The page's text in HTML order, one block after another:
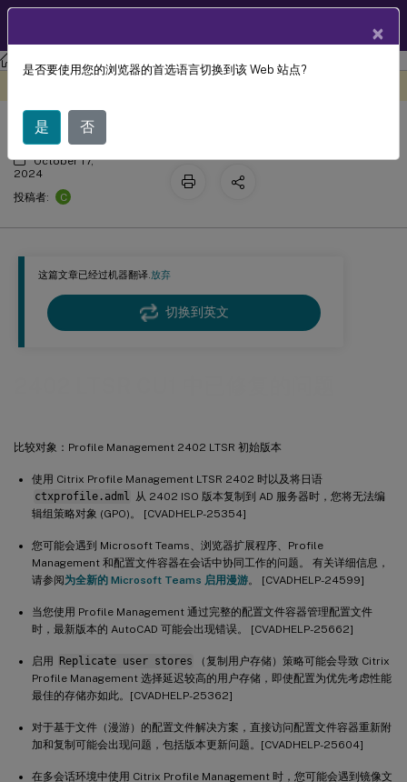
Profile Management Profile Management 2402 LTSR
这篇文章已经过机器翻译.放弃
切换到英文
比较对象：Profile Management 2402 LTSR 初始版本
使用 Citrix Profile Management LTSR 2402 时以及将日语
ctxprofile.adml
从 2402 ISO 版本复制到 AD 服务器时，您将无法编
辑组策略对象 (GPO)。 [CVADHELP-25354]
您可能会遇到 Microsoft Teams、浏览器扩展程序、Profile
Management 和配置文件容器在会话中协同工作的问题。 有关详细信息，
请参阅为全新的 Microsoft Teams 启用漫游。 [CVADHELP-24599]
当您使用 Profile Management 通过完整的配置文件容器管理配置文件
时，最新版本的 AutoCAD 可能会出现错误。 [CVADHELP-25662]
启用 Replicate user stores
（复制用户存储）策略可能会导致 Citrix
Profile Management 选择延迟较高的用户存储，即使配置为优先考虑性能
最佳的存储亦如此。[CVADHELP-25362]
对于基于文件（漫游）的配置文件解决方案，直接访问配置文件容器重新附
加和复制可能会出现问题，包括版本更新问题。[CVADHELP-25604]
在多会话环境中使用 Citrix Profile Management 时，您可能会遇到镜像文
2402 LTSR CU1 中已修复的问题
October 17,
2024
投稿者:
C
×
是否要使用您的浏览器的首选语言切换到该 Web 站点?
是 否